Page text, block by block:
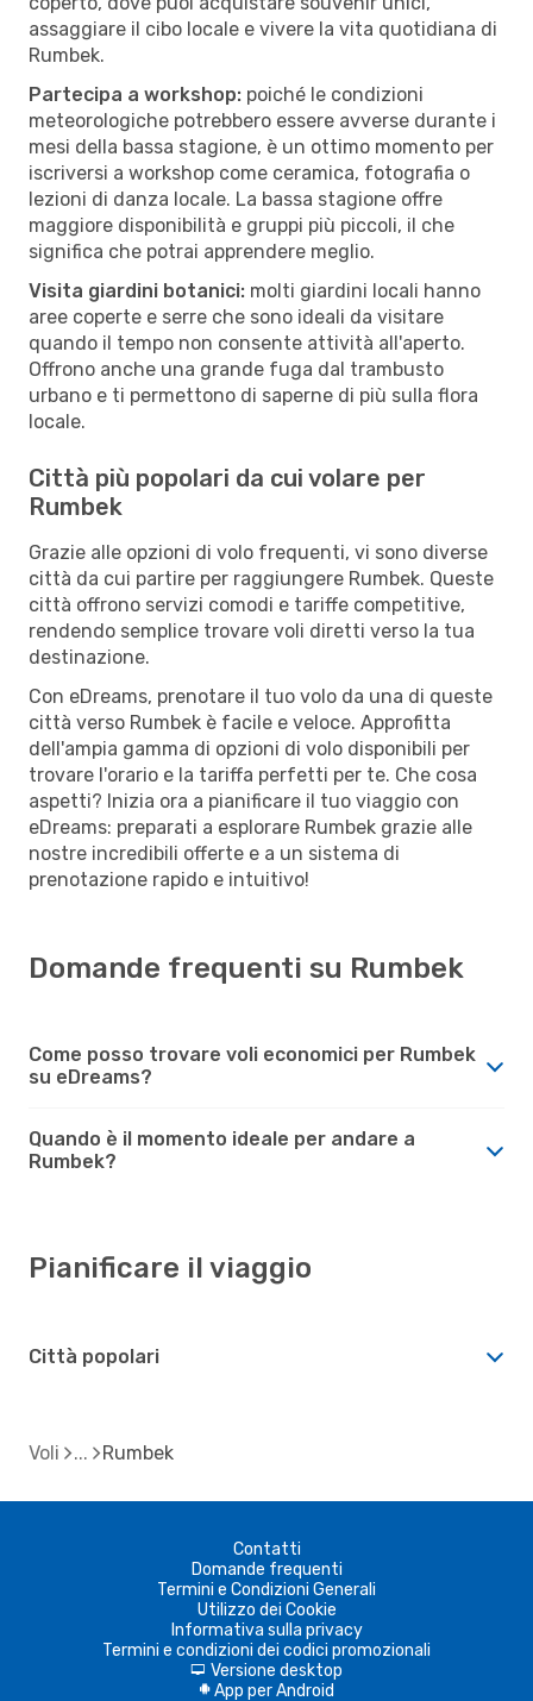
assaggiare il cibo locale e vivere la vita quotidiana di
Rumbek.
Partecipa a workshop: poiché le condizioni
meteorologiche potrebbero essere avverse durante i
mesi della bassa stagione, è un ottimo momento per
iscriversi a workshop come ceramica, fotografia o
lezioni di danza locale. La bassa stagione offre
maggiore disponibilità e gruppi più piccoli, il che
significa che potrai apprendere meglio.
Visita giardini botanici: molti giardini locali hanno
aree coperte e serre che sono ideali da visitare
quando il tempo non consente attività all'aperto.
Offrono anche una grande fuga dal trambusto
urbano e ti permettono di saperne di più sulla flora
locale.
Città più popolari da cui volare per
Rumbek
Grazie alle opzioni di volo frequenti, vi sono diverse
città da cui partire per raggiungere Rumbek. Queste
città offrono servizi comodi e tariffe competitive,
rendendo semplice trovare voli diretti verso la tua
destinazione.
Con eDreams, prenotare il tuo volo da una di queste
città verso Rumbek è facile e veloce. Approfitta
dell'ampia gamma di opzioni di volo disponibili per
trovare l'orario e la tariffa perfetti per te. Che cosa
aspetti? Inizia ora a pianificare il tuo viaggio con
eDreams: preparati a esplorare Rumbek grazie alle
nostre incredibili offerte e a un sistema di
prenotazione rapido e intuitivo!
Domande frequenti su Rumbek
Come posso trovare voli economici per Rumbek
su eDreams?
Quando è il momento ideale per andare a
Rumbek?
Pianificare il viaggio
Città popolari
Voli Rumbek
Contatti
Domande frequenti
Termini e Condizioni Generali
Utilizzo dei Cookie
Informativa sulla privacy
Termini e condizioni dei codici promozionali
d Versione desktop
A App per Android